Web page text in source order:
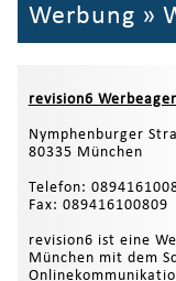
Werbung »
revision6
Nymphenburger
80335 München
Telefon:
Fax: 089416100809
revision6 ist eine
München mit dem